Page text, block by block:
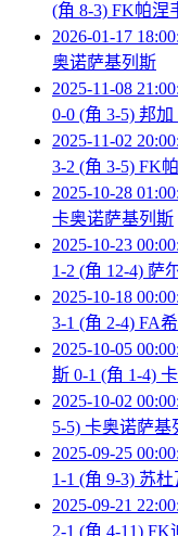
(角 8-3) FK帕涅
2026-01-17
奥诺萨基列斯
2025-11-08
0-0 (角 3-5) 邦加
2025-11-02
3-2 (角 3-5) FK
2025-10-28
卡奥诺萨基列斯
2025-10-23
1-2 (角 12-4) 萨
2025-10-18
3-1 (角 2-4) FA
2025-10-05
斯 0-1 (角 1-4)
2025-10-02
5-5) 卡奥诺萨基
2025-09-25
1-1 (角 9-3) 苏杜
2025-09-21
2-1 (角 4-11) FK